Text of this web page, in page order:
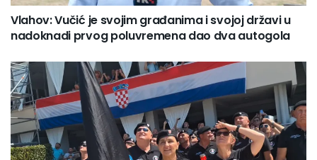
Vlahov: Vučić je svojim građanima i svojoj državi u
nadoknadi prvog poluvremena dao dva autogola